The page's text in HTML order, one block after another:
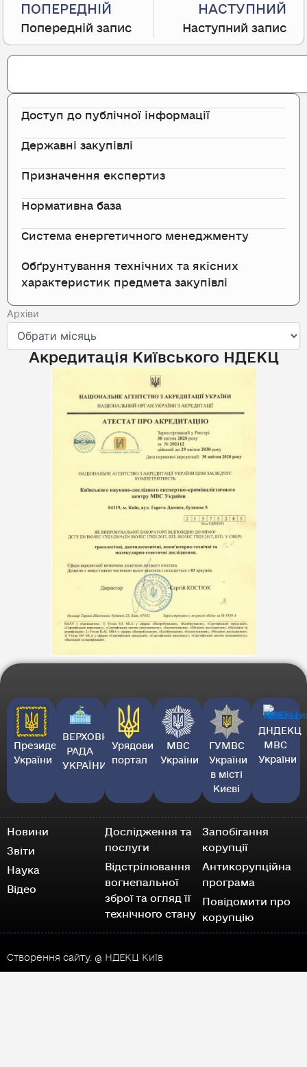
ПОПЕРЕДНІЙ
Попередній запис
НАСТУПНИЙ
Наступний запис
Search
Доступ до публічної інформації
Державні закупівлі
Призначення експертиз
Нормативна база
Система енергетичного менеджменту
Обґрунтування технічних та якісних
характеристик предмета закупівлі
Архіви
Архіви
Акредитація Київського НДЕКЦ
Президент
України
ВЕРХОВНА
РАДА
УКРАЇНИ
Урядовий
портал
МВС
України
ГУМВС
України
в місті
Києві
ДНДЕКЦ
МВС
України
Новини
Звіти
Наука
Відео
Дослідження та
послуги
Відстрілювання
вогнепальної
зброї та огляд її
технічного стану
Запобігання
корупції
Антикорупційна
програма
Повідомити про
корупцію
Створення сайту. @ НДЕКЦ Київ